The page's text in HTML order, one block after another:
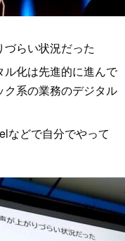
らい状況だった
化は先進的に進んで
系の業務のデジタル
などで自分でやって